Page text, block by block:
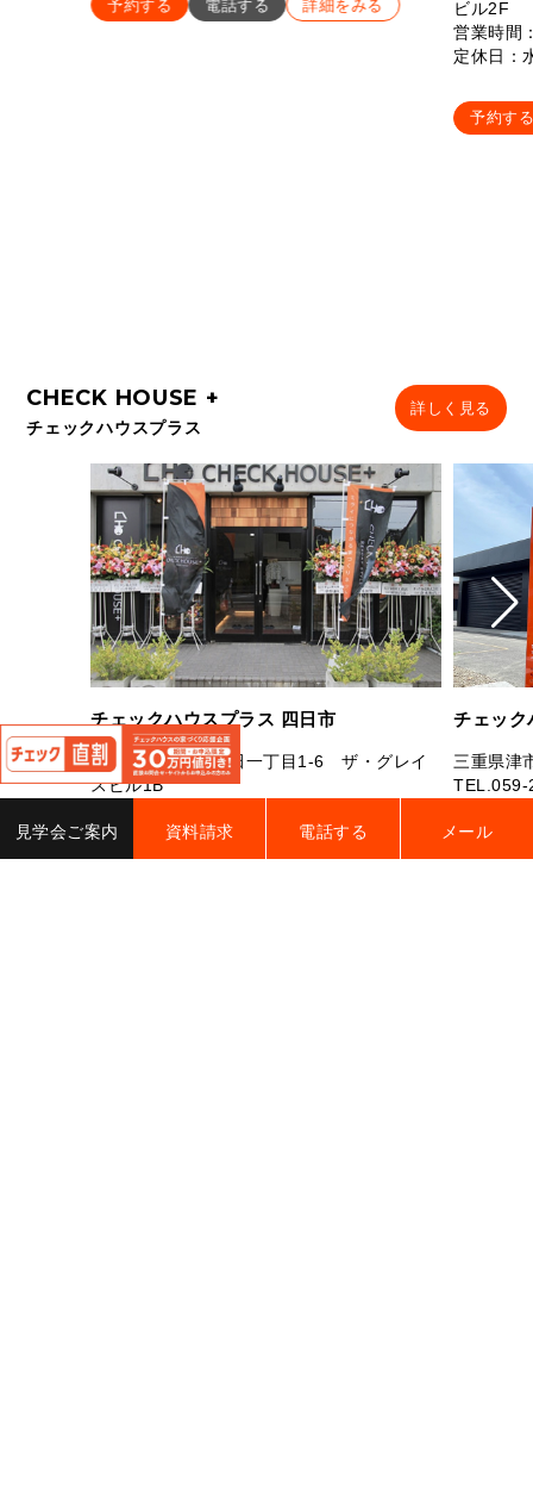
予約する 電話する 詳細をみる
ビル2F
営業時
定休日：
予約す
チェックハウスプラス
詳しく見る
チェックハウスプラス 四日市
三重県四日市市芝田一丁目1-6 ザ・グレイ
スビル1B
営業時間：10：00～19：00 定休日：水曜
日・年末年始・夏季休業
チェック
三重県津
TEL.059-
曜（祝日
見学会ご案内 資料請求 電話する メール